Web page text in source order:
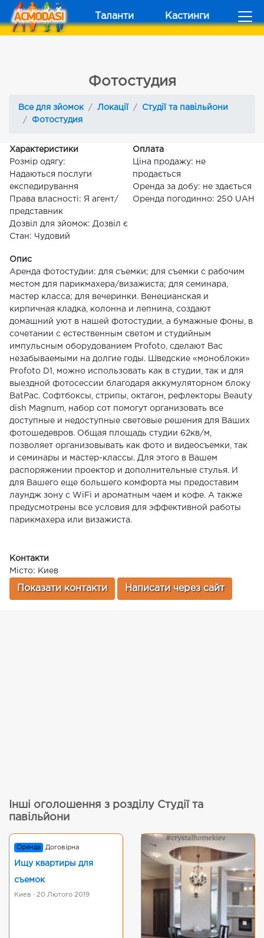
Таланти Кастинги
Фотостудия
Все для зйомок Локації
Студії та павільйони
Фотостудия
Характеристики
Розмір одягу:
Надаються послуги
експедирування
Права власності: Я агент/
представник
Дозвіл для зйомок: Дозвіл є
Стан: Чудовий
Оплата
Ціна продажу: не
продається
Оренда за добу: не здається
Оренда погодинно: 250 UAH
Опис
Аренда фотостудии: для съемки; для съемки с рабочим
местом для парикмахера/визажиста; для семинара,
мастер класса; для вечеринки. Венецианская и
кирпичная кладка, колонна и лепнина, создают
домашний уют в нашей фотостудии, а бумажные фоны, в
сочетании с естественным светом и студийным
импульсным оборудованием Profoto, сделают Вас
незабываемыми на долгие годы. Шведские «моноблоки»
Profoto D1, можно использовать как в студии, так и для
выездной фотосеcсии благодаря аккумуляторном блоку
BatPac. Софтбоксы, стрипы, октагон, рефлекторы Beauty
dish Magnum, набор сот помогут организовать все
доступные и недоступные световые решения для Ваших
фотошедевров. Общая площадь студии 62кв/м,
позволяет организовывать как фото и видеосъемки, так
и семинары и мастер-классы. Для этого в Вашем
распоряжении проектор и дополнительные стулья. И
для Вашего еще большего комфорта мы предоставим
лаундж зону с WiFi и ароматным чаем и кофе. А также
предусмотрены все условия для эффективной работы
парикмахера или визажиста.
Контакти
Місто: Киев
Показати контакти Написати через сайт
Інші оголошення з розділу Студії та
павільйони
Оренда Договірна
Ищу квартиры для
съемок
Киев · 20 Лютого 2019